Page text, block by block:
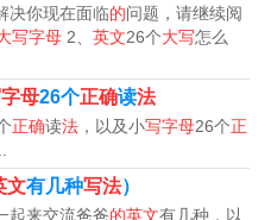
决你现在面临的问题，请继续阅
写字母 2、 英文26个大写怎么
母26个正确读法
正确读法 ，以及小写字母26个正
文有几种写法）
起来交流爸爸的英文有几种，以